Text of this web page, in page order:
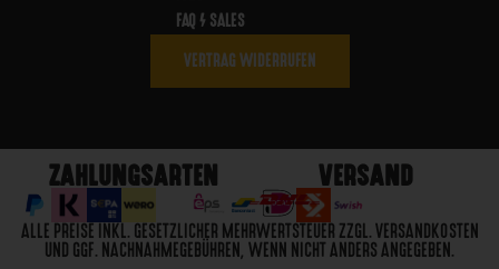
FAQ / SALES
VERTRAG WIDERRUFEN
ZAHLUNGSARTEN VERSAND
ALLE PREISE INKL. GESETZLICHER MEHRWERTSTEUER ZZGL. VERSANDKOSTEN
UND GGF. NACHNAHMEGEBÜHREN, WENN NICHT ANDERS ANGEGEBEN.